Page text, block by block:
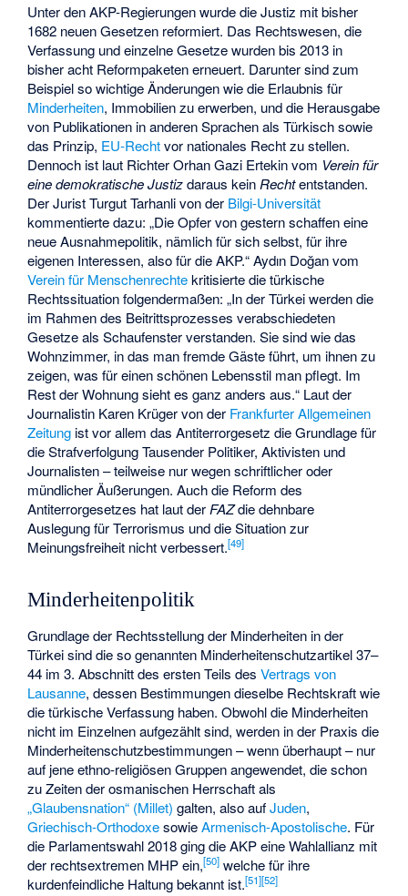
Unter den AKP-Regierungen wurde die Justiz mit bisher
1682 neuen Gesetzen reformiert. Das Rechtswesen, die
Verfassung und einzelne Gesetze wurden bis 2013 in
bisher acht Reformpaketen erneuert. Darunter sind zum
Beispiel so wichtige Änderungen wie die Erlaubnis für
Minderheiten, Immobilien zu erwerben, und die Herausgabe
von Publikationen in anderen Sprachen als Türkisch sowie
das Prinzip, EU-Rechtvor nationales Recht zu stellen.
Dennoch ist laut Richter Orhan Gazi Ertekin vom Verein für
eine demokratische Justizdaraus kein Rechtentstanden.
Der Jurist Turgut Tarhanli von der Bilgi-Universität
kommentierte dazu: „Die Opfer von gestern schaffen eine
neue Ausnahmepolitik, nämlich für sich selbst, für ihre
eigenen Interessen, also für die AKP.“ Aydın Doğan vom
Verein für Menschenrechtekritisierte die türkische
Rechtssituation folgendermaßen: „In der Türkei werden die
im Rahmen des Beitrittsprozesses verabschiedeten
Gesetze als Schaufenster verstanden. Sie sind wie das
Wohnzimmer, in das man fremde Gäste führt, um ihnen zu
zeigen, was für einen schönen Lebensstil man pflegt. Im
Rest der Wohnung sieht es ganz anders aus.“ Laut der
Journalistin Karen Krüger von der Frankfurter Allgemeinen
Zeitung ist vor allem das Antiterrorgesetz die Grundlage für
die Strafverfolgung Tausender Politiker, Aktivisten und
Journalisten – teilweise nur wegen schriftlicher oder
mündlicher Äußerungen. Auch die Reform des
Antiterrorgesetzes hat laut der FAZdie dehnbare
Auslegung für Terrorismus und die Situation zur
Meinungsfreiheit nicht verbessert.[49]
Minderheitenpolitik
Grundlage der Rechtsstellung der Minderheiten in der
Türkei sind die so genannten Minderheitenschutzartikel 37–
44 im 3. Abschnitt des ersten Teils desVertrags von
Lausanne, dessen Bestimmungen dieselbe Rechtskraft wie
die türkische Verfassung haben. Obwohl die Minderheiten
nicht im Einzelnen aufgezählt sind, werden in der Praxis die
Minderheitenschutzbestimmungen – wenn überhaupt – nur
auf jene ethno-religiösen Gruppen angewendet, die schon
zu Zeiten der osmanischen Herrschaft als
„Glaubensnation“ (Millet) galten, also aufJuden,
Griechisch-OrthodoxesowieArmenisch-Apostolische. Für
die Parlamentswahl 2018 ging die AKP eine Wahlallianz mit
der rechtsextremen MHP ein,[50] welche für ihre
kurdenfeindliche Haltung bekannt ist.[51][52]